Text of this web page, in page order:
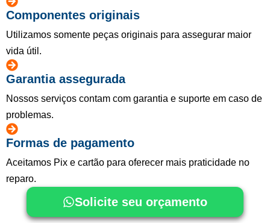
Componentes originais
Utilizamos somente peças originais para assegurar maior
vida útil.
Garantia assegurada
Nossos serviços contam com garantia e suporte em caso de
problemas.
Formas de pagamento
Aceitamos Pix e cartão para oferecer mais praticidade no
reparo.
Solicite seu orçamento